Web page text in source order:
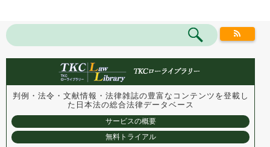
判例・法令・文献情報・法律雑誌の豊富なコンテンツを登載し
た 日本法の総合法律データベース
サービスの概要
無料トライアル